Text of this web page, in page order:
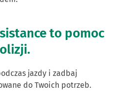
to pomoc
jazdy i zadbaj
do Twoich potrzeb.